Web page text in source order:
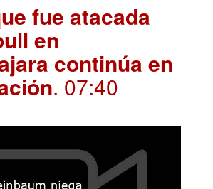
fue atacada
en
continúa en
. 07:40